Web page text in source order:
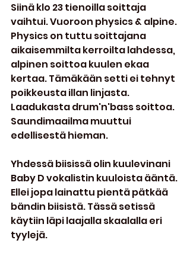
Siinä klo 23 tienoilla soittaja
vaihtui. Vuoroon physics & alpine.
Physics on tuttu soittajana
aikaisemmilta kerroilta lahdessa,
alpinen soittoa kuulen ekaa
kertaa. Tämäkään setti ei tehnyt
poikkeusta illan linjasta.
Laadukasta drum'n'bass soittoa.
Saundimaailma muuttui
edellisestä hieman.
Yhdessä biisissä olin kuulevinani
Baby D vokalistin kuuloista ääntä.
Ellei jopa lainattu pientä pätkää
bändin biisistä. Tässä setissä
käytiin läpi laajalla skaalalla eri
tyylejä.